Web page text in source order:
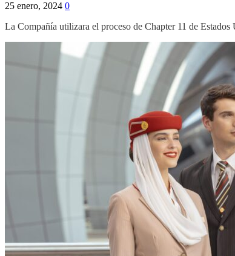
25 enero, 2024 0
La Compañía utilizara el proceso de Chapter 11 de